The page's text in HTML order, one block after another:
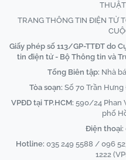
TRANG THÔNG TIN ĐIỆN TỬ
Giấy phép số 113/GP-TTĐT do
tin điện tử - Bộ Thông tin và
Tổng Biên tập: Nhà
Tòa soạn: Số 70 Trần
VPĐD tại TP.HCM: 590/24 Phan
phố
Điện thoại:
Hotline: 035 249 5588 / 096
1222